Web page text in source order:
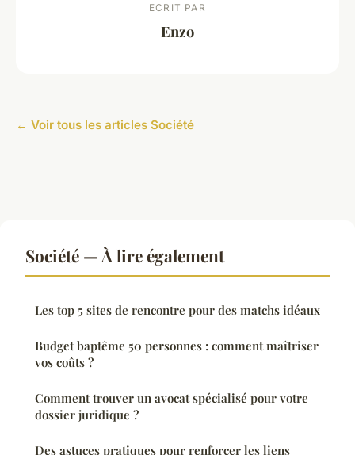
ECRIT PAR
Enzo
← Voir tous les articles Société
Société — À lire également
Les top 5 sites de rencontre pour des matchs idéaux
Budget baptême 50 personnes : comment maîtriser
vos coûts ?
Comment trouver un avocat spécialisé pour votre
dossier juridique ?
Des astuces pratiques pour renforcer les liens